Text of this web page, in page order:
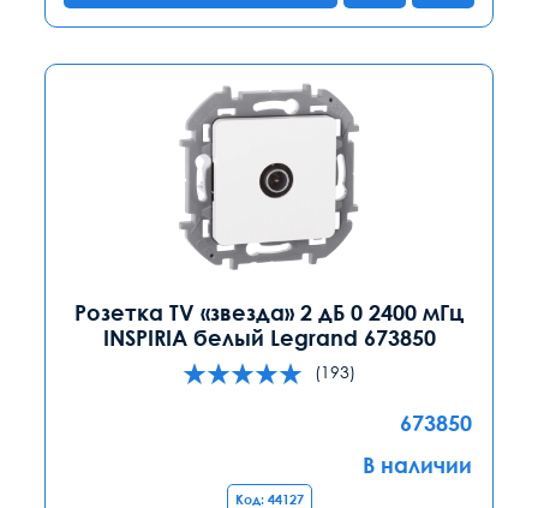
Розетка TV «звезда» 2 дБ 0 2400 мГц
INSPIRIA белый Legrand 673850
(193)
673850
В наличии
Код: 44127